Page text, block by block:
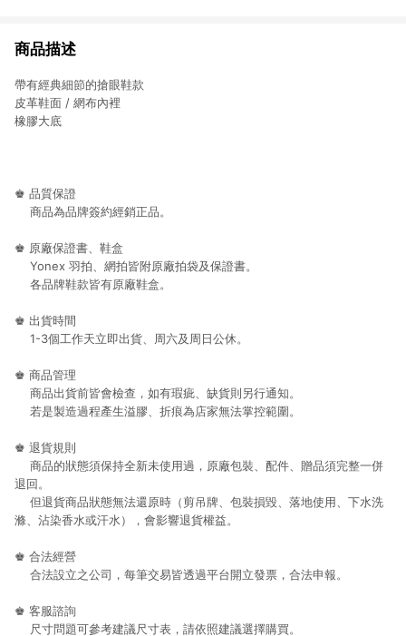
商品描述
帶有經典細節的搶眼鞋款
皮革鞋面 / 網布內裡
橡膠大底
♚ 品質保證
商品為品牌簽約經銷正品。
♚ 原廠保證書、鞋盒
Yonex 羽拍、網拍皆附原廠拍袋及保證書。
各品牌鞋款皆有原廠鞋盒。
♚ 出貨時間
1-3個工作天立即出貨、周六及周日公休。
♚ 商品管理
商品出貨前皆會檢查，如有瑕疵、缺貨則另行通知。
若是製造過程產生溢膠、折痕為店家無法掌控範圍。
♚ 退貨規則
商品的狀態須保持全新未使用過，原廠包裝、配件、贈品須完整一併
退回。
但退貨商品狀態無法還原時（剪吊牌、包裝損毀、落地使用、下水洗
滌、沾染香水或汗水），會影響退貨權益。
♚ 合法經營
合法設立之公司，每筆交易皆透過平台開立發票，合法申報。
♚ 客服諮詢
尺寸問題可參考建議尺寸表，請依照建議選擇購買。